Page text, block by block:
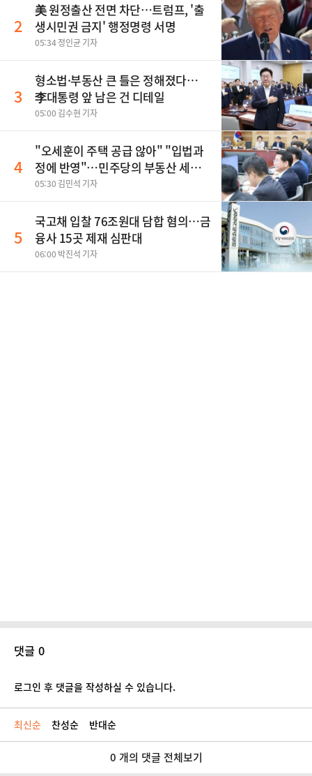
2
美 원정출산 전면 차단…트럼프, '출
생시민권 금지' 행정명령 서명
05:34 정인균 기자
3
형소법·부동산 큰 틀은 정해졌다…
李대통령 앞 남은 건 디테일
05:00 김수현 기자
4
"오세훈이 주택 공급 않아" "입법과
정에 반영"…민주당의 부동산 세제
개편 해법은
05:30 김민석 기자
5
국고채 입찰 76조원대 담합 혐의…금
융사 15곳 제재 심판대
06:00 박진석 기자
댓글 0
로그인 후 댓글을 작성하실 수 있습니다.
최신순 찬성순 반대순
0 개의 댓글 전체보기